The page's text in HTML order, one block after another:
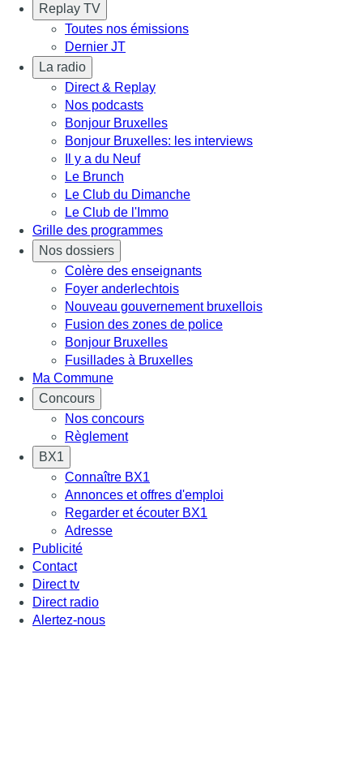
Replay TV
Toutes nos émissions
Dernier JT
La radio
Direct & Replay
Nos podcasts
Bonjour Bruxelles
Bonjour Bruxelles: les interviews
Il y a du Neuf
Le Brunch
Le Club du Dimanche
Le Club de l'Immo
Grille des programmes
Nos dossiers
Colère des enseignants
Foyer anderlechtois
Nouveau gouvernement bruxellois
Fusion des zones de police
Bonjour Bruxelles
Fusillades à Bruxelles
Ma Commune
Concours
Nos concours
Règlement
BX1
Connaître BX1
Annonces et offres d'emploi
Regarder et écouter BX1
Adresse
Publicité
Contact
Direct tv
Direct radio
Alertez-nous